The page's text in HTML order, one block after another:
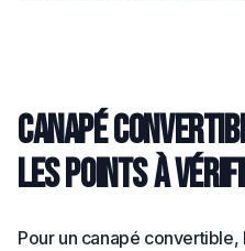
Canapé
les points à
Pour un canapé convertible,